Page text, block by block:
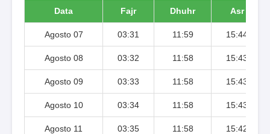
Data Fajr Dhuhr Asr
Agosto 07 03:31 11:59 15:44
Agosto 08 03:32 11:58 15:43
Agosto 09 03:33 11:58 15:43
Agosto 10 03:34 11:58 15:43
Agosto 11 03:35 11:58 15:42